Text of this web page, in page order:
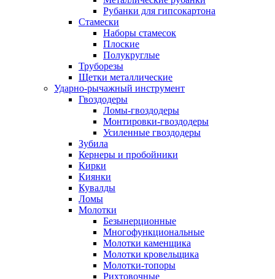
Рубанки для гипсокартона
Стамески
Наборы стамесок
Плоские
Полукруглые
Труборезы
Щетки металлические
Ударно-рычажный инструмент
Гвоздодеры
Ломы-гвоздодеры
Монтировки-гвоздодеры
Усиленные гвоздодеры
Зубила
Кернеры и пробойники
Кирки
Киянки
Кувалды
Ломы
Молотки
Безынерционные
Многофункциональные
Молотки каменщика
Молотки кровельщика
Молотки-топоры
Рихтовочные